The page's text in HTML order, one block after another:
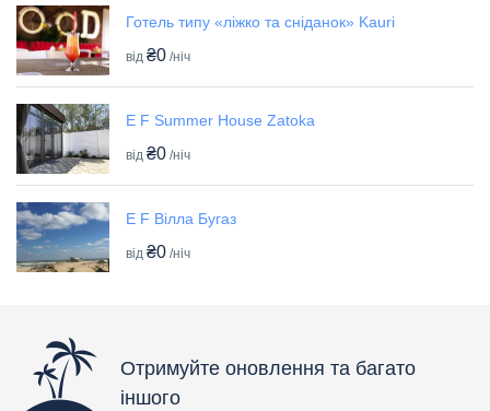
Готель типу «ліжко та сніданок» Kauri
від ₴0 /ніч
E F Summer House Zatoka
від ₴0 /ніч
E F Вілла Бугаз
від ₴0 /ніч
Отримуйте оновлення та багато
іншого